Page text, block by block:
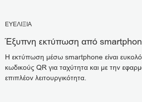
ΕΥΕΛΙΞΙΑ
Έξυπνη εκτύπωση από
Η εκτύπωση μέσω smartphone είναι
κωδικούς QR για ταχύτητα και με την
επιπλέον λειτουργικότητα.